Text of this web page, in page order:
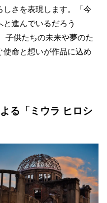
さを表現します。「今
進んでいるだろう
子供たちの未来や夢のた
命と想いが作品に込め
る「ミウラ ヒロシ